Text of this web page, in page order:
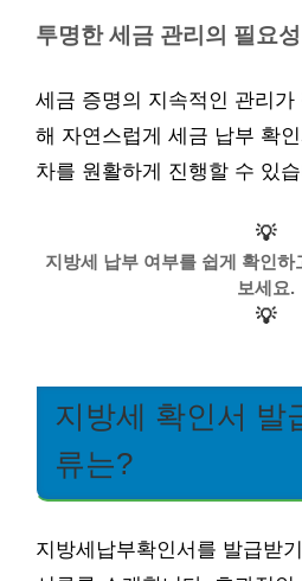
투명한 세금 관리의 필요성
세금 증명의 지속적인 관리
해 자연스럽게 세금 납부 확
차를 원활하게 진행할 수 있
💡
지방세 납부 여부를 쉽게 확인하
보세요.
💡
지방세 확인서 발
류는?
지방세납부확인서를 발급받